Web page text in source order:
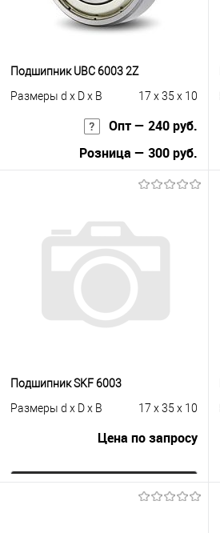
Подшипник UBC 6003 2Z
Размеры d x D x B
17 x 35 x 10
Опт — 240 руб.
Розница — 300 руб.
Купить в 1 клик
К сравнению
В избранное
Под заказ
Подшипник SKF 6003
Размеры d x D x B
17 x 35 x 10
Цена по запросу
Запросить цену